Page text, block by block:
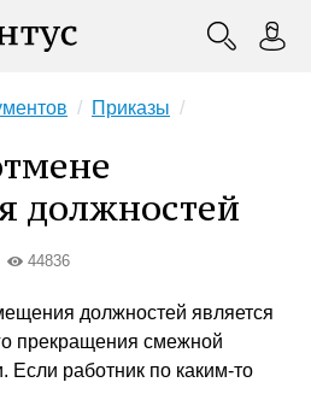
Приказы
должностей
44836
должностей является
прекращения смежной
Если работник по каким-то